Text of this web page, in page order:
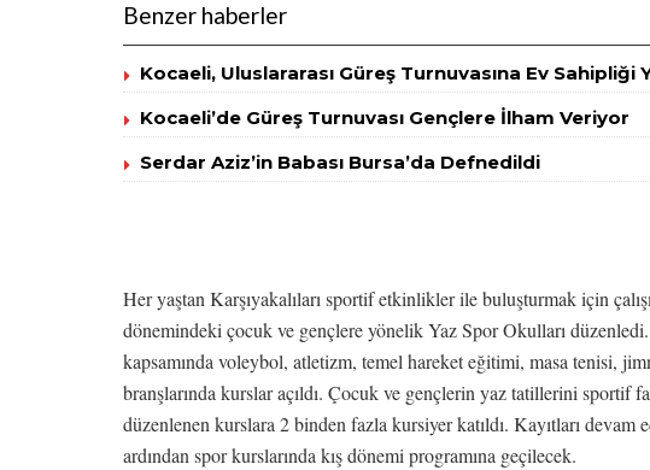
Benzer haberler
Kocaeli, Uluslararası Güreş Turnuvasına Ev Sahipliği
Kocaeli’de Güreş Turnuvası Gençlere İlham Veriyor
Serdar Aziz’in Babası Bursa’da Defnedildi
Her yaştan Karşıyakalıları sportif etkinlikler ile buluşturmak için
dönemindeki çocuk ve gençlere yönelik Yaz Spor Okulları
kapsamında voleybol, atletizm, temel hareket eğitimi, masa tenisi,
branşlarında kurslar açıldı. Çocuk ve gençlerin yaz tatillerini sportif
düzenlenen kurslara 2 binden fazla kursiyer katıldı. Kayıtları devam
ardından spor kurslarında kış dönemi programına geçilecek.